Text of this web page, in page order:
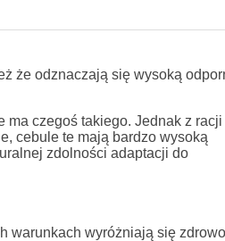
że odznaczają się wysoką
ma czegoś takiego. Jednak z racji
cebule te mają bardzo wysoką
zdolności adaptacji do
warunkach wyróżniają się